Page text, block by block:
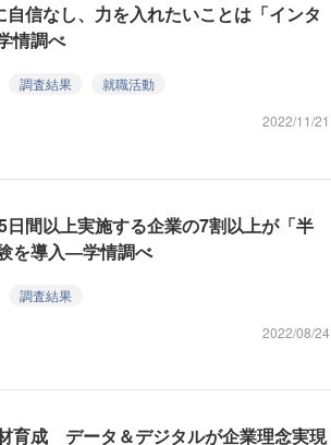
信なし、力を入れたいことは「インタ
情調べ
調査結果
就職活動
2022/11/21
間以上実施する企業の7割以上が「半
を導入―学情調べ
調査結果
2022/08/24
育成 データ＆デジタルが企業理念実現